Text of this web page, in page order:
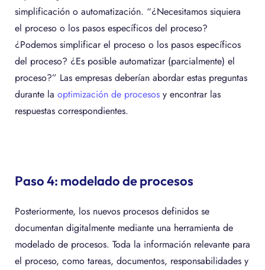
simplificación o automatización. “¿Necesitamos siquiera
el proceso o los pasos específicos del proceso?
¿Podemos simplificar el proceso o los pasos específicos
del proceso? ¿Es posible automatizar (parcialmente) el
proceso?” Las empresas deberían abordar estas preguntas
durante la optimización de procesos y encontrar las
respuestas correspondientes.
Paso 4: modelado de procesos
Posteriormente, los nuevos procesos definidos se
documentan digitalmente mediante una herramienta de
modelado de procesos. Toda la información relevante para
el proceso, como tareas, documentos, responsabilidades y